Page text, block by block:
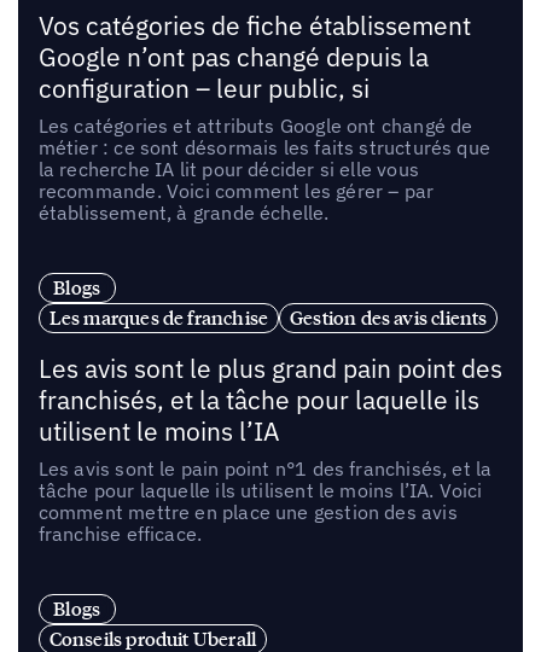
Vos catégories de fiche établissement
Google n’ont pas changé depuis la
configuration – leur public, si
Les catégories et attributs Google ont changé de
métier : ce sont désormais les faits structurés que
la recherche IA lit pour décider si elle vous
recommande. Voici comment les gérer – par
établissement, à grande échelle.
Blogs
Les marques de franchise
Gestion des avis clients
Les avis sont le plus grand pain point des
franchisés, et la tâche pour laquelle ils
utilisent le moins l’IA
Les avis sont le pain point n°1 des franchisés, et la
tâche pour laquelle ils utilisent le moins l’IA. Voici
comment mettre en place une gestion des avis
franchise efficace.
Blogs
Conseils produit Uberall